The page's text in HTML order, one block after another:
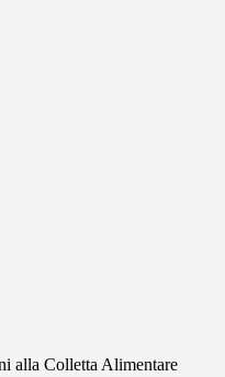
alla Colletta Alimentare